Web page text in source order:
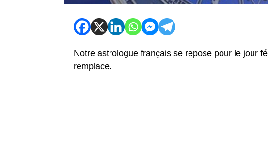
Notre astrologue français se repose pour le jour
remplace.